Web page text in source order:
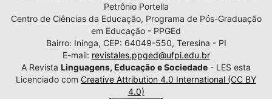
Petrônio Portella
Centro de Ciências da Educação, Programa de Pós-Graduação
em Educação - PPGEd
Bairro: Ininga, CEP: 64049-550, Teresina - PI
E-mail: revistales.ppged@ufpi.edu.br
A Revista Linguagens, Educação e Sociedade - LES esta
Licenciado com Creative Attribution 4.0 International (CC BY
4.0)